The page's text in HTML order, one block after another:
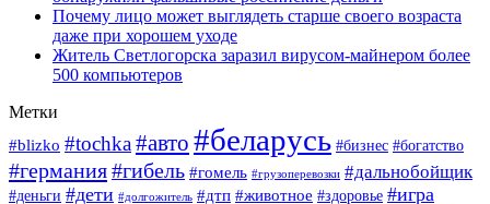
Почему лицо может выглядеть старше своего возраста
даже при хорошем уходе
Житель Светлогорска заразил вирусом-майнером более
500 компьютеров
Метки
#blizko #tochka#авто #беларусь #бизнес #богатство
#германия#гибель #гомель #грузоперевозки #дальнобойщик
#деньги #дети #долгожитель #дтп #животное #здоровье #игра